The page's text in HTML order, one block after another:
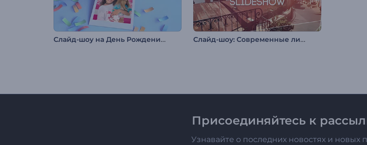
Слайд-шоу на День Рождения: 3D-полароид Слайд-шоу: Современные линии
Присоединяйтесь к
Узнавайте о последних новостях и